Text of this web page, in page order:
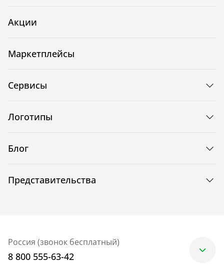
Акции
Маркетплейсы
Сервисы
Логотипы
Блог
Представительства
Россия (звонок бесплатный)
8 800 555-63-42